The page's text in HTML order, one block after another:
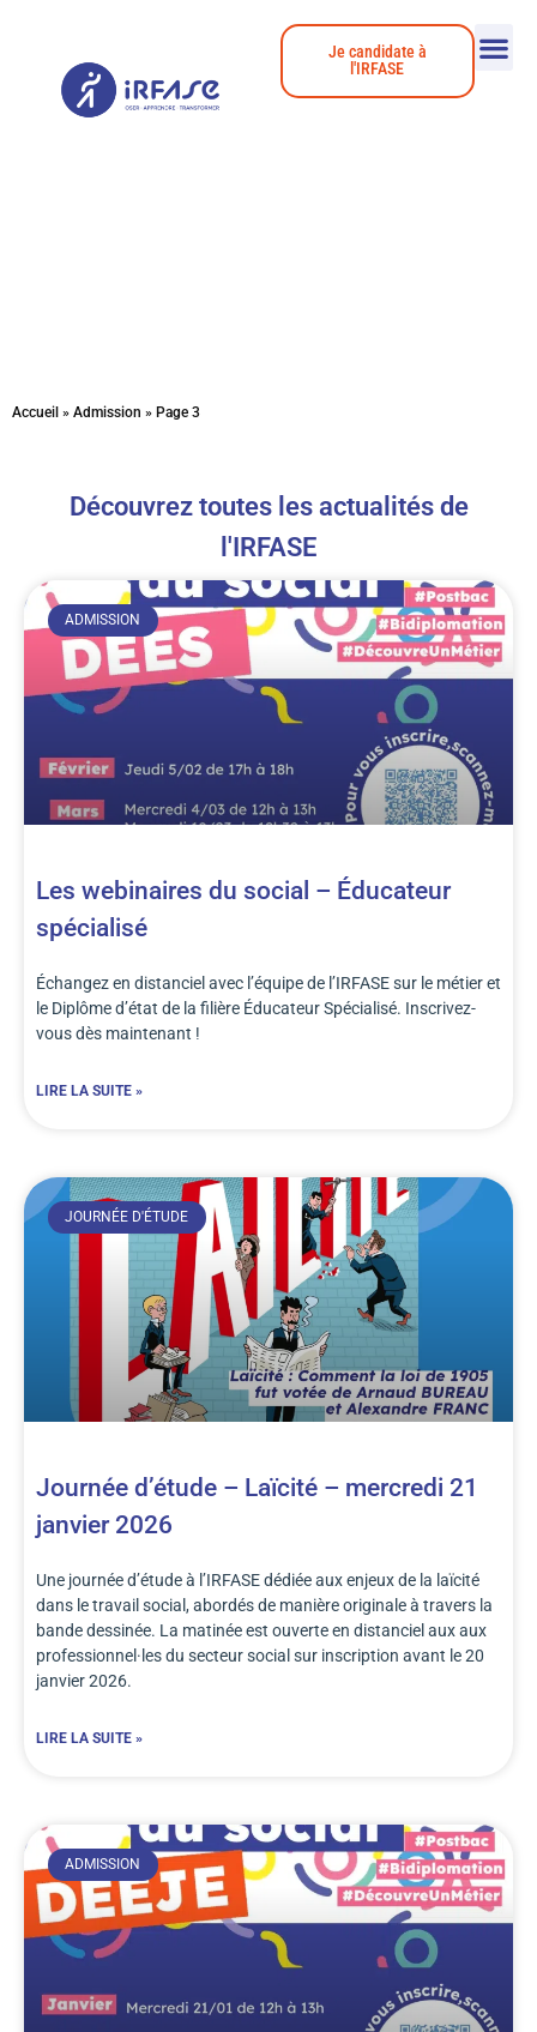
Je candidate à
l'IRFASE
Accueil » Admission » Page 3
Découvrez toutes les actualités de
l'IRFASE
ADMISSION
Les webinaires du social – Éducateur
spécialisé
Échangez en distanciel avec l’équipe de l’IRFASE sur le métier et
le Diplôme d’état de la filière Éducateur Spécialisé. Inscrivez-
vous dès maintenant !
LIRE LA SUITE »
JOURNÉE D'ÉTUDE
Journée d’étude – Laïcité – mercredi 21
janvier 2026
Une journée d’étude à l’IRFASE dédiée aux enjeux de la laïcité
dans le travail social, abordés de manière originale à travers la
bande dessinée. La matinée est ouverte en distanciel aux aux
professionnel·les du secteur social sur inscription avant le 20
janvier 2026.
LIRE LA SUITE »
ADMISSION